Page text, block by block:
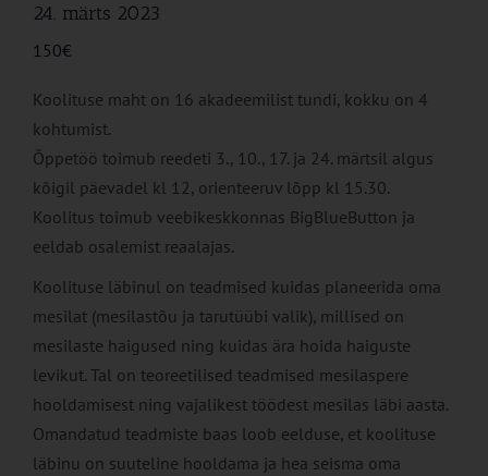
24. märts 2023
150€
Koolituse maht on 16 akadeemilist tundi, kokku on 4
kohtumist.
Õppetöö toimub reedeti 3., 10., 17. ja 24. märtsil algus
kõigil päevadel kl 12, orienteeruv lõpp kl 15.30.
Koolitus toimub veebikeskkonnas BigBlueButton ja
eeldab osalemist reaalajas.
Koolituse läbinul on teadmised kuidas planeerida oma
mesilat (mesilastõu ja tarutüübi valik), millised on
mesilaste haigused ning kuidas ära hoida haiguste
levikut. Tal on teoreetilised teadmised mesilaspere
hooldamisest ning vajalikest töödest mesilas läbi aasta.
Omandatud teadmiste baas loob eelduse, et koolituse
läbinu on suuteline hooldama ja hea seisma oma